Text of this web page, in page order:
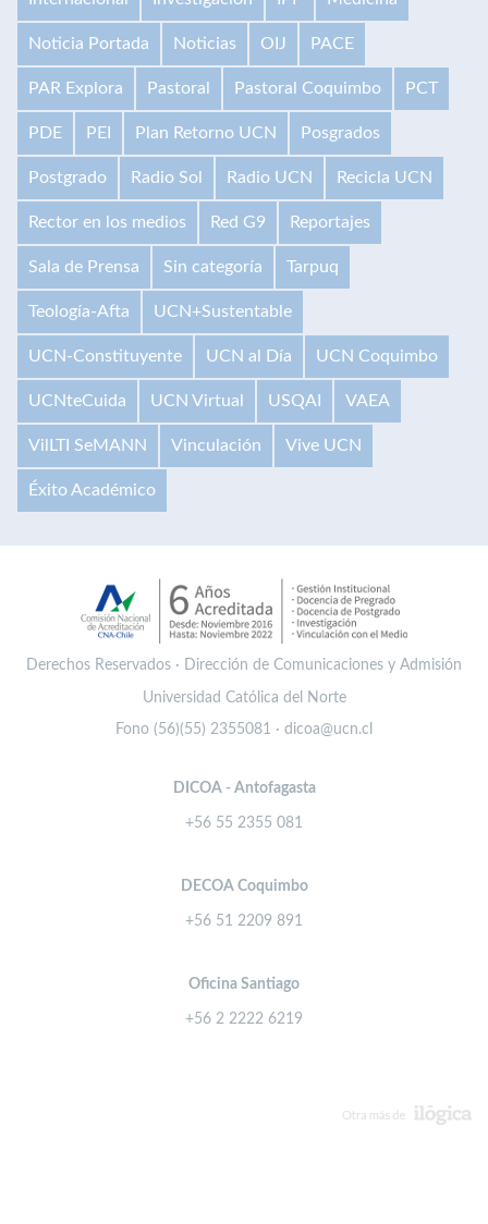
Noticia Portada Noticias OIJ PACE
PAR Explora Pastoral Pastoral Coquimbo PCT
PDE PEI Plan Retorno UCN Posgrados
Postgrado Radio Sol Radio UCN Recicla UCN
Rector en los medios Red G9 Reportajes
Sala de Prensa Sin categoría Tarpuq
Teología-Afta UCN+Sustentable
UCN-Constituyente UCN al Día UCN Coquimbo
UCNteCuida UCN Virtual USQAI VAEA
VilLTI SeMANN Vinculación Vive UCN
Éxito Académico
Derechos Reservados · Dirección de Comunicaciones y Admisión
Universidad Católica del Norte
Fono (56)(55) 2355081 · dicoa@ucn.cl
DICOA - Antofagasta
+56 55 2355 081
DECOA Coquimbo
+56 51 2209 891
Oficina Santiago
+56 2 2222 6219